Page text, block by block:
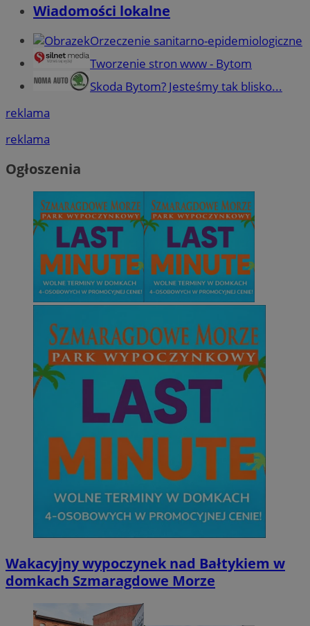
Wiadomości lokalne
Orzeczenie sanitarno-epidemiologiczne
Tworzenie stron www - Bytom
Skoda Bytom? Jesteśmy tak blisko...
reklama
reklama
Ogłoszenia
Wakacyjny wypoczynek nad Bałtykiem w
domkach Szmaragdowe Morze